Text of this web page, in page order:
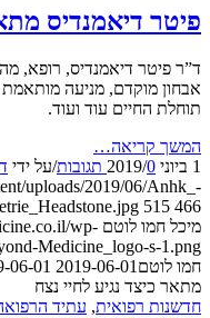
דיאמנדיס מתאר
דיאמנדיס, רופא, מהנדס
מוקדם, מניעה מותאמת אישית
החיים עוד ועוד.
קריאה…
/ 0 תגובות /על ידיד"ר
content/uploads/2019/06/
לוטם wp-
Beyond-Medicine_logo-s-
2019-06-01 18:06:12
2019-06-01 18:13:03
נגיע לחיי נצח
רפואית,עתיד הרפואה